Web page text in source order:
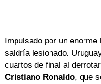
Impulsado por un enorme
saldría lesionado,
cuartos de final al derrotar
Cristiano Ronaldo, que